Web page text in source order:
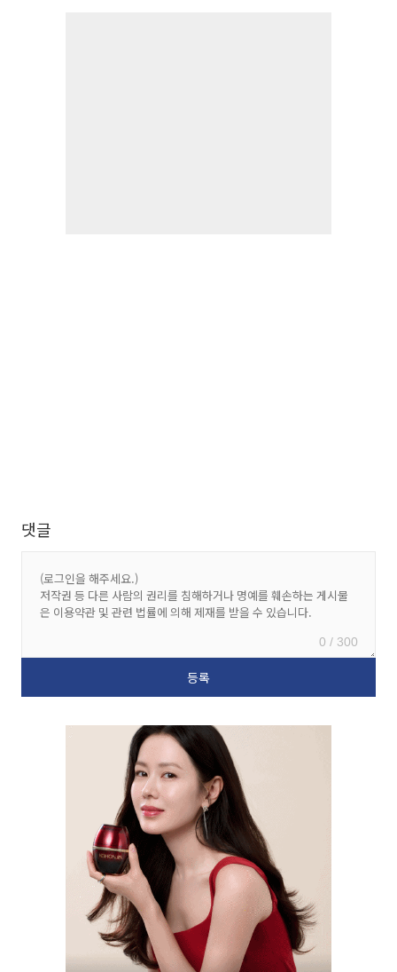
댓글
0 / 300